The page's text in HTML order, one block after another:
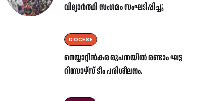
വിദ്യാർത്ഥി സംഗമം സംഘടിപ്പിച്ചു
DIOCESE
നെയ്യാറ്റിൻകര രൂപതയിൽ രണ്ടാം ഘട്ട
റിസോഴ്സ് ടീം പരിശീലനം.